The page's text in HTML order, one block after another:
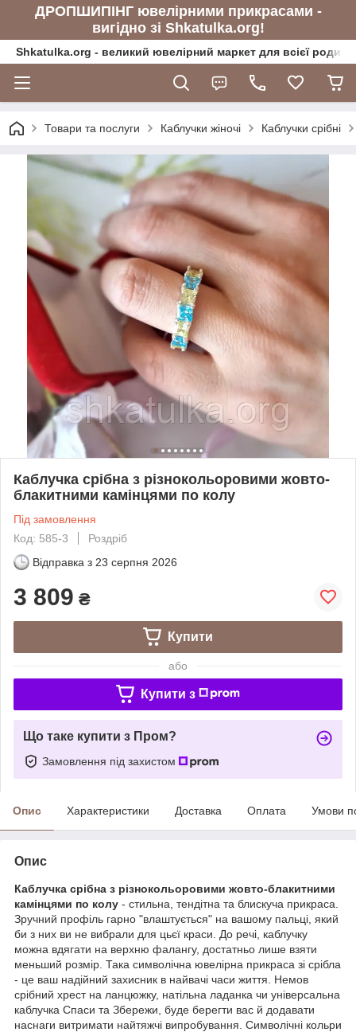
ДРОПШИПІНГ ювелірними прикрасами -
вигідно зі Shkatulka.org!
Shkatulka.org - великий ювелірний маркет для всієї
Товари та послуги Каблучки жіночі Каблучки срібні
Каблучка срібна з різнокольоровими жовто-
блакитними камінцями по колу
Під замовлення
Код: 585-3
Роздріб
Відправка з 23 серпня 2026
3 809 ₴
Купити
або
Купити з
Що таке купити з Пром?
Замовлення під захистом
Опис Характеристики Доставка Оплата Умови
Опис
Каблучка срібна з різнокольоровими жовто-блакитними
камінцями по колу - стильна, тендітна та блискуча прикраса.
Зручний профіль гарно "влаштується" на вашому пальці, який
би з них ви не вибрали для цьєї краси. До речі, каблучку
можна вдягати на верхню фалангу, достатньо лише взяти
меньший розмір. Така символічна ювелірна прикраса зі срібла
- це ваш надійний захисник в найвачі часи життя. Немов
срібний хрест на ланцюжку, натільна ладанка чи універсальна
каблучка Спаси та Збережи, буде берегти вас й додавати
наснаги витримати найтяжчі випробування. Символічні кольри